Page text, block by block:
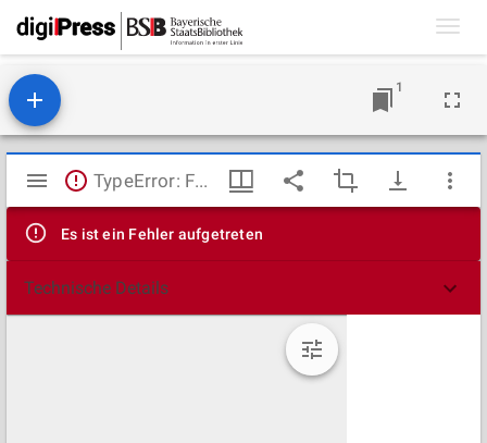
1
Mirador
Viewer
TypeError: Failed to fetch
Es ist ein Fehler aufgetreten
Technische Details